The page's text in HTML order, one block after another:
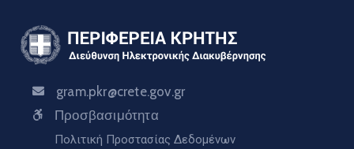
gram.pkr@crete.gov.gr
Προσβασιμότητα
Πολιτική Προστασίας Δεδομένων